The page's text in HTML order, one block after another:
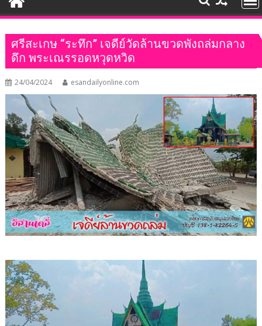
ศรีสะเกษ “ระทึก” เจดีย์วัดล้านขวดพังถล่มกลาง
ดึก พระเณรรอดหวุดหวิด
24/04/2024 esandailyonline.com